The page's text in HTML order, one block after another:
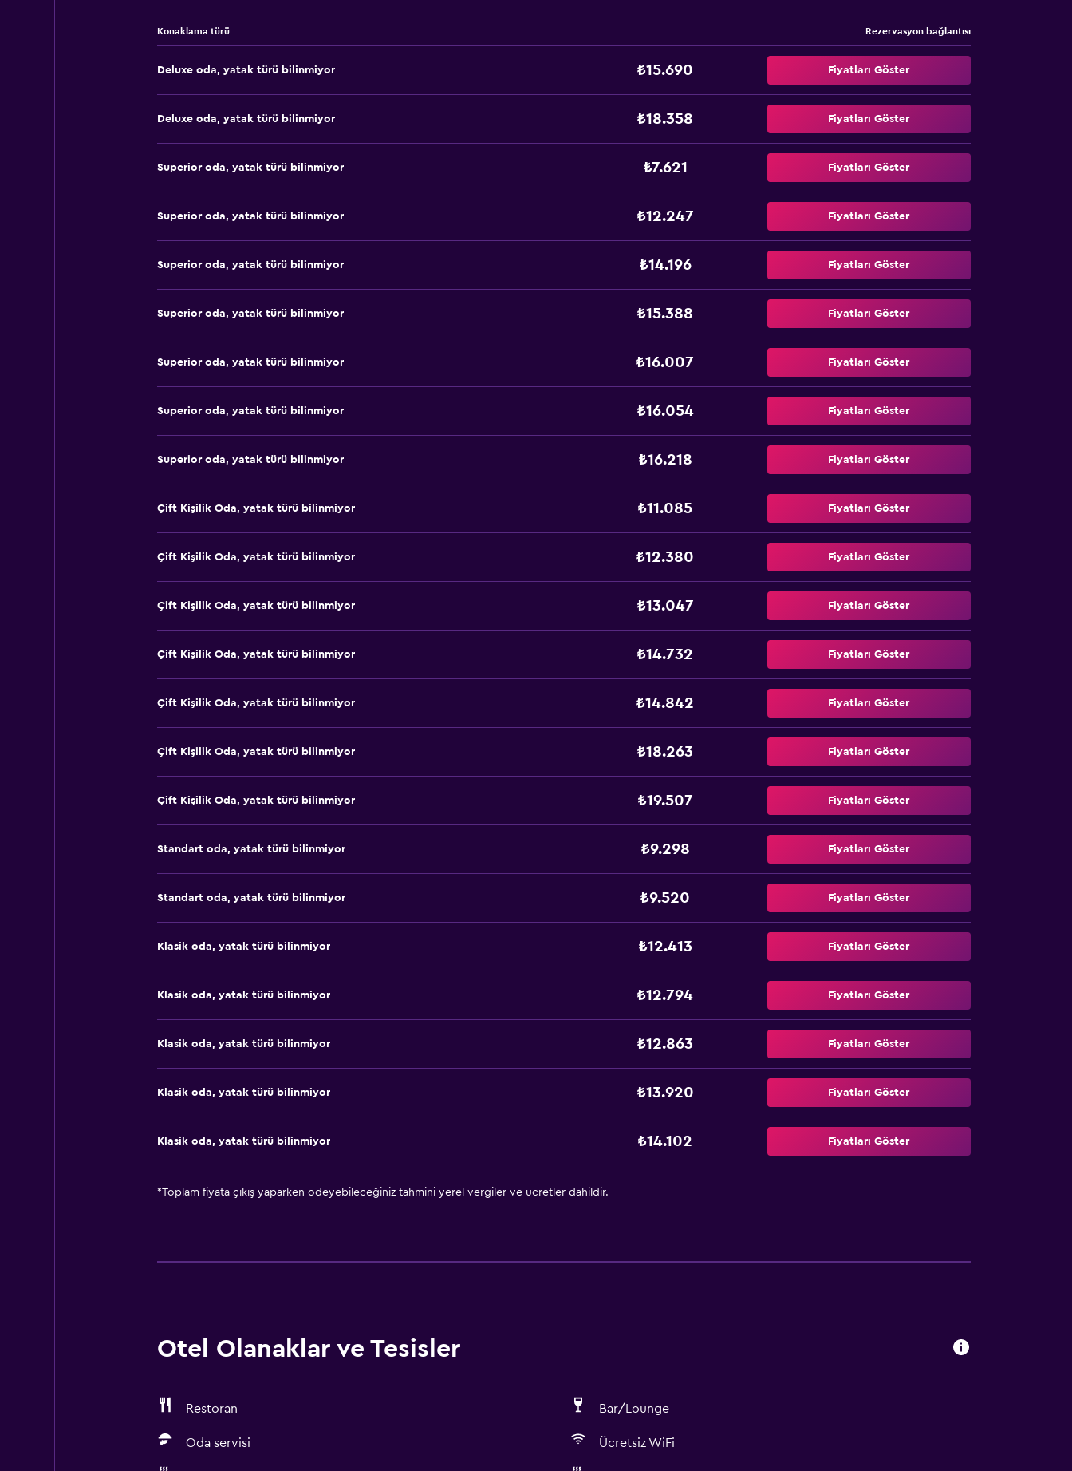
Konaklama türü Rezervasyon bağlantısı
Deluxe oda, yatak türü bilinmiyor ₺15.690 Fiyatları Göster
Deluxe oda, yatak türü bilinmiyor ₺18.358 Fiyatları Göster
Superior oda, yatak türü bilinmiyor ₺7.621 Fiyatları Göster
Superior oda, yatak türü bilinmiyor ₺12.247 Fiyatları Göster
Superior oda, yatak türü bilinmiyor ₺14.196 Fiyatları Göster
Superior oda, yatak türü bilinmiyor ₺15.388 Fiyatları Göster
Superior oda, yatak türü bilinmiyor ₺16.007 Fiyatları Göster
Superior oda, yatak türü bilinmiyor ₺16.054 Fiyatları Göster
Superior oda, yatak türü bilinmiyor ₺16.218 Fiyatları Göster
Çift ​Kişilik Oda, yatak türü bilinmiyor ₺11.085 Fiyatları Göster
Çift ​Kişilik Oda, yatak türü bilinmiyor ₺12.380 Fiyatları Göster
Çift ​Kişilik Oda, yatak türü bilinmiyor ₺13.047 Fiyatları Göster
Çift ​Kişilik Oda, yatak türü bilinmiyor ₺14.732 Fiyatları Göster
Çift ​Kişilik Oda, yatak türü bilinmiyor ₺14.842 Fiyatları Göster
Çift ​Kişilik Oda, yatak türü bilinmiyor ₺18.263 Fiyatları Göster
Çift ​Kişilik Oda, yatak türü bilinmiyor ₺19.507 Fiyatları Göster
Standart oda, yatak türü bilinmiyor ₺9.298 Fiyatları Göster
Standart oda, yatak türü bilinmiyor ₺9.520 Fiyatları Göster
Klasik oda, yatak türü bilinmiyor ₺12.413 Fiyatları Göster
Klasik oda, yatak türü bilinmiyor ₺12.794 Fiyatları Göster
Klasik oda, yatak türü bilinmiyor ₺12.863 Fiyatları Göster
Klasik oda, yatak türü bilinmiyor ₺13.920 Fiyatları Göster
Klasik oda, yatak türü bilinmiyor ₺14.102 Fiyatları Göster
*Toplam fiyata çıkış yaparken ödeyebileceğiniz tahmini yerel vergiler ve ücretler dahildir.
Otel Olanaklar ve Tesisler
Restoran Bar/Lounge
Oda servisi Ücretsiz WiFi